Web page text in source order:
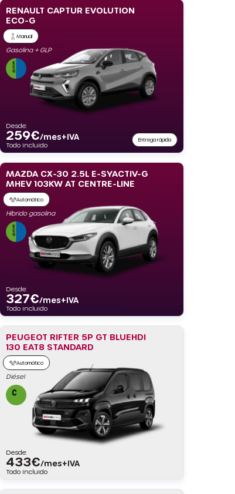
RENAULT CAPTUR EVOLUTION
ECO-G
Manual
Gasolina + GLP
Desde:
259€/mes+IVA
Todo incluido
Entrega rápida
MAZDA CX-30 2.5L E-SYACTIV-G
MHEV 103KW AT CENTRE-LINE
Automático
Híbrido gasolina
Desde:
327€/mes+IVA
Todo incluido
PEUGEOT RIFTER 5P GT BLUEHDI
130 EAT8 STANDARD
Automático
Diésel
Desde:
433€/mes+IVA
Todo incluido